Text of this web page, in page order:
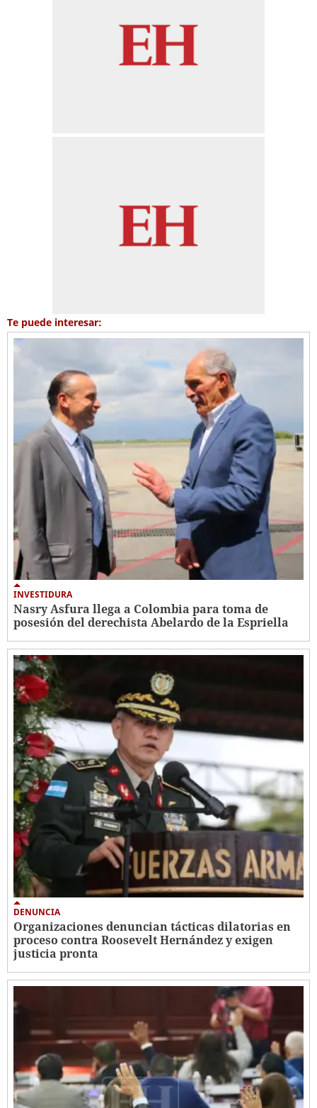
Te puede interesar:
INVESTIDURA
Nasry Asfura llega a Colombia para toma de
posesión del derechista Abelardo de la Espriella
DENUNCIA
Organizaciones denuncian tácticas dilatorias en
proceso contra Roosevelt Hernández y exigen
justicia pronta